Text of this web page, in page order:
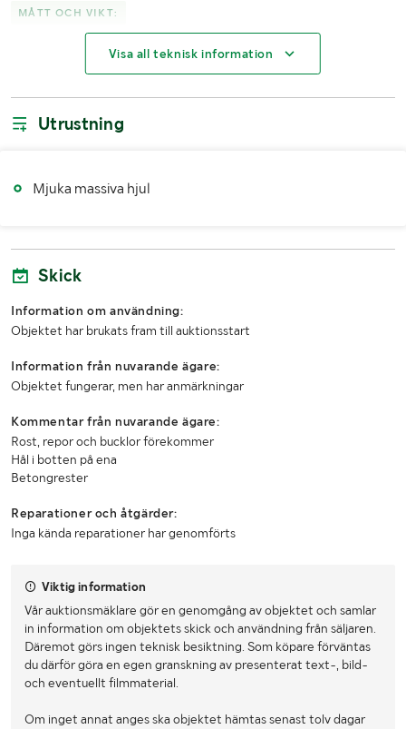
MÅTT OCH VIKT:
Höjd (mm)
Visa all teknisk information
Utrustning
Mjuka massiva hjul
Skick
Information om användning:
Objektet har brukats fram till auktionsstart
Information från nuvarande ägare:
Objektet fungerar, men har anmärkningar
Kommentar från nuvarande ägare:
Rost, repor och bucklor förekommer
Hål i botten på ena
Betongrester
Reparationer och åtgärder:
Inga kända reparationer har genomförts
Viktig information
Vår auktionsmäklare gör en genomgång av objektet och samlar
in information om objektets skick och användning från säljaren.
Däremot görs ingen teknisk besiktning. Som köpare förväntas
du därför göra en egen granskning av presenterat text-, bild-
och eventuellt filmmaterial.
Om inget annat anges ska objektet hämtas senast tolv dagar